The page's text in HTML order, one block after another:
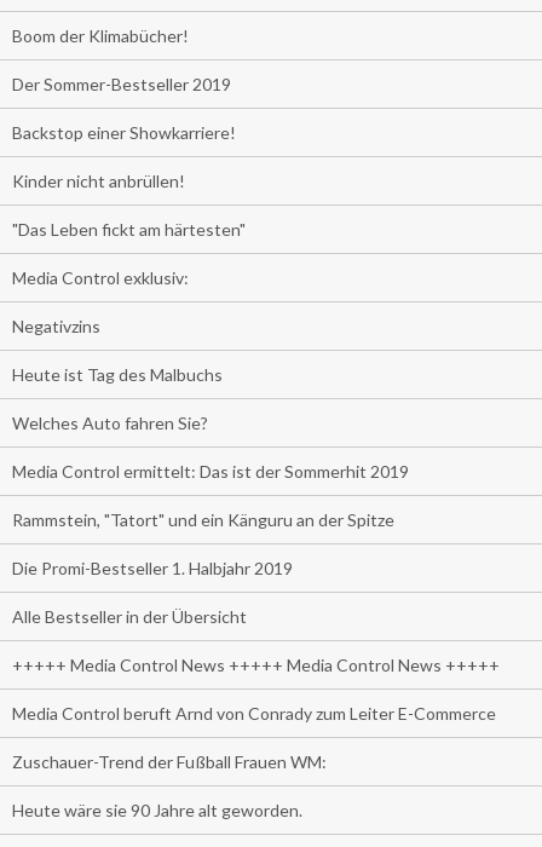
Boom der Klimabücher!
Der Sommer-Bestseller 2019
Backstop einer Showkarriere!
Kinder nicht anbrüllen!
"Das Leben fickt am härtesten"
Media Control exklusiv:
Negativzins
Heute ist Tag des Malbuchs
Welches Auto fahren Sie?
Media Control ermittelt: Das ist der Sommerhit 2019
Rammstein, "Tatort" und ein Känguru an der Spitze
Die Promi-Bestseller 1. Halbjahr 2019
Alle Bestseller in der Übersicht
+++++ Media Control News +++++ Media Control News +++++
Media Control beruft Arnd von Conrady zum Leiter E-Commerce
Zuschauer-Trend der Fußball Frauen WM:
Heute wäre sie 90 Jahre alt geworden.